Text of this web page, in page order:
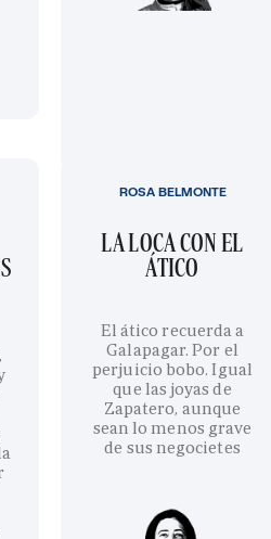
LA LOCA CON EL
ÁTICO
El ático recuerda a
Galapagar. Por el
perjuicio bobo. Igual
que las joyas de
Zapatero, aunque
sean lo menos grave
de sus negocietes
ROSA BELMONTE